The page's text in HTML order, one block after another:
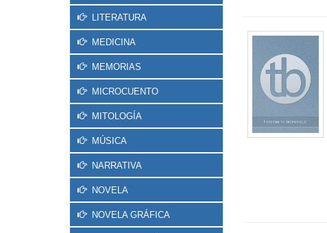
LITERATURA
MEDICINA
MEMORIAS
MICROCUENTO
MITOLOGÍA
MÚSICA
NARRATIVA
NOVELA
NOVELA GRÁFICA